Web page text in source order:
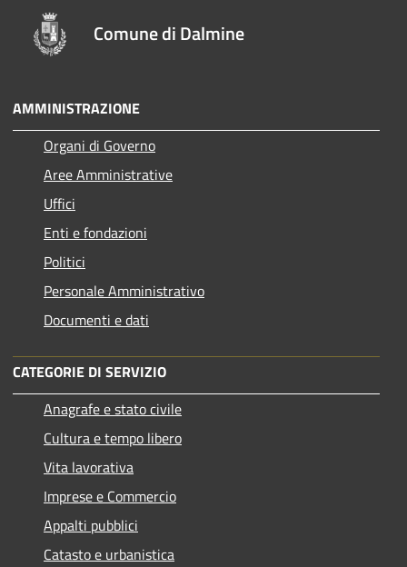
Comune di Dalmine
AMMINISTRAZIONE
Organi di Governo
Aree Amministrative
Uffici
Enti e fondazioni
Politici
Personale Amministrativo
Documenti e dati
CATEGORIE DI SERVIZIO
Anagrafe e stato civile
Cultura e tempo libero
Vita lavorativa
Imprese e Commercio
Appalti pubblici
Catasto e urbanistica